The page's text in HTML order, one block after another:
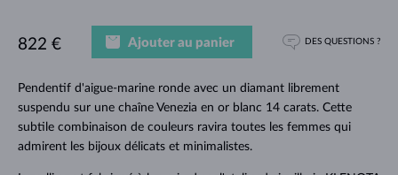
Pendentif d'aigue-marine ronde avec un diamant librement
suspendu sur une chaîne Venezia en or blanc 14 carats. Cette
subtile combinaison de couleurs ravira toutes les femmes qui
admirent les bijoux délicats et minimalistes.
822 € Ajouter au panier DES QUESTIONS ?